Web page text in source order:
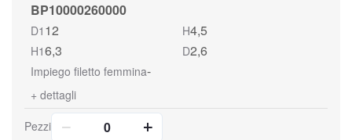
BP10000260000
D1 12 H4,5
H16,3 D2,6
Impiego filetto femmina-
+ dettagli
Pezzi